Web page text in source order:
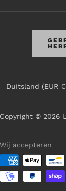
Land/regio Duitsland (EUR
Copyright © 2026
Wij accepteren